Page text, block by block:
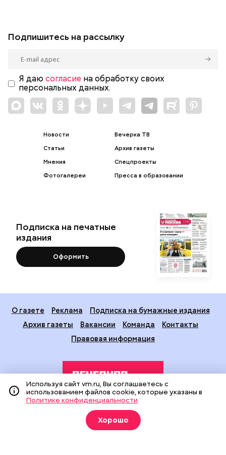
Подпишитесь на рассылку
Я даю согласие на обработку своих
персональных данных.
Новости
Статьи
Мнения
Фотогалереи
Вечерка ТВ
Архив газеты
Спецпроекты
Пресса в образовании
Подписка на печатные
издания
Оформить
О газете Реклама
Подписка на бумажные издания
Архив газеты
Вакансии Команда
Контакты
Правовая информация
Издание создано при финансовой поддержке Департамента
средств массовой информации и рекламы города Москвы.
На сайте применяются рекомендательные технологии
Используя сайт vm.ru, Вы соглашаетесь с
использованием файлов cookie, которые указаны в
Политике конфиденциальности
Хорошо